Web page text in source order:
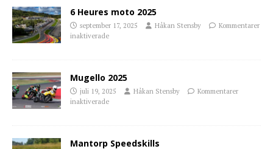
6 Heures moto 2025
september 17, 2025 Håkan Stensby
Kommentarer
inaktiverade
Mugello 2025
juli 19, 2025 Håkan Stensby
Kommentarer
inaktiverade
Mantorp Speedskills